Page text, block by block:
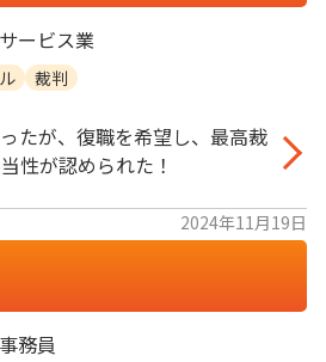
ービス業
裁判
たが、復職を希望し、最高裁
性が認められた！
2024年11月19日
務員